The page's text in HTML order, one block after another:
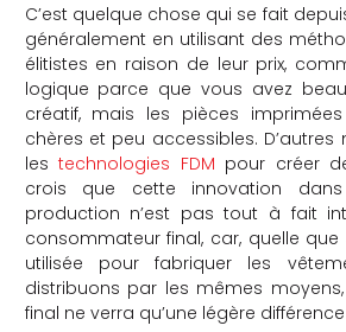
C’est quelque chose qui se fait
généralement en utilisant des
élitistes en raison de leur prix,
logique parce que vous avez
créatif, mais les pièces
chères et peu accessibles.
les technologies FDM pour créer
crois que cette innovation
production n’est pas tout à fait
consommateur final, car, quelle
utilisée pour fabriquer les
distribuons par les mêmes
final ne verra qu’une légère